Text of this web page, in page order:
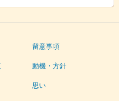
留意事項
動機・方針
思い